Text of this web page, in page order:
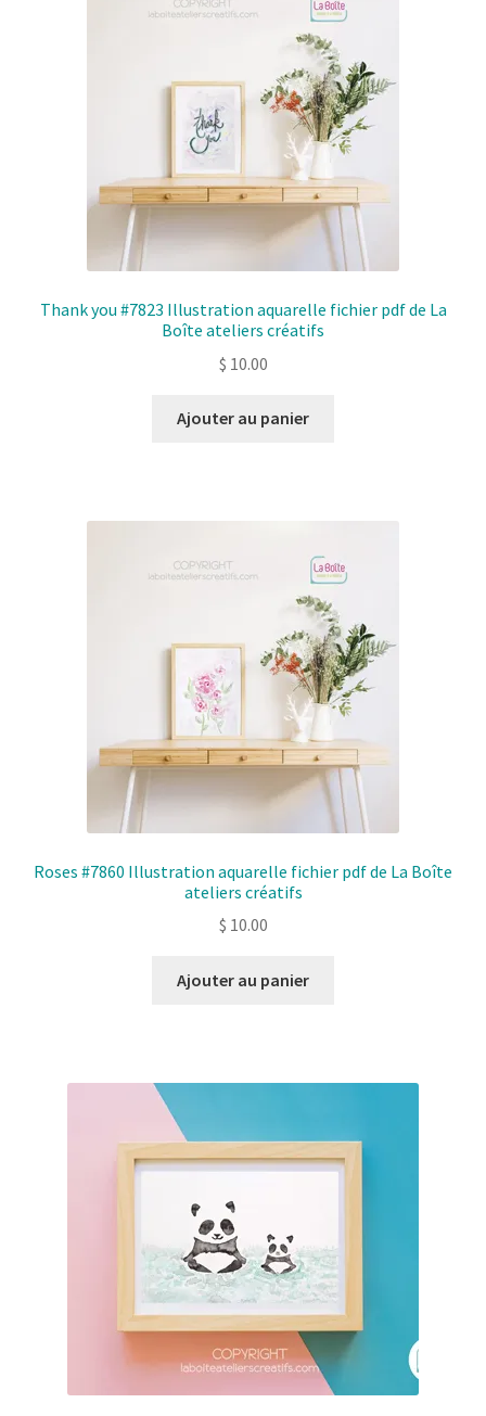
Thank you #7823 Illustration aquarelle fichier pdf de La
Boîte ateliers créatifs
$ 10.00
Ajouter au panier
Roses #7860 Illustration aquarelle fichier pdf de La Boîte
ateliers créatifs
$ 10.00
Ajouter au panier